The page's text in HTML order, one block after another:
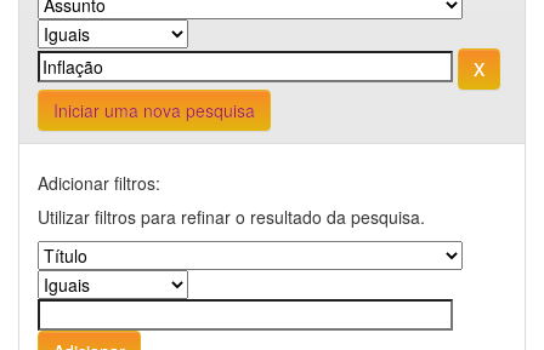
Iniciar uma nova pesquisa
Adicionar filtros:
Utilizar filtros para refinar o resultado da pesquisa.